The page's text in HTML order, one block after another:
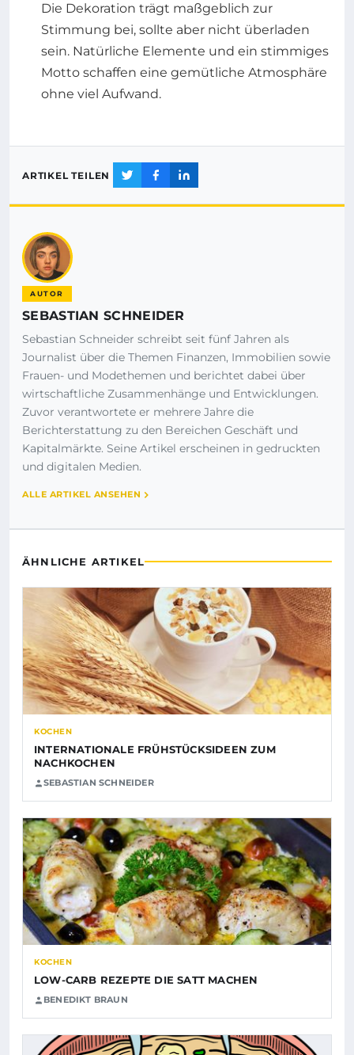
Die Dekoration trägt maßgeblich zur
Stimmung bei, sollte aber nicht überladen
sein. Natürliche Elemente und ein stimmiges
Motto schaffen eine gemütliche Atmosphäre
ohne viel Aufwand.
ARTIKEL TEILEN
AUTOR
SEBASTIAN SCHNEIDER
Sebastian Schneider schreibt seit fünf Jahren als
Journalist über die Themen Finanzen, Immobilien sowie
Frauen- und Modethemen und berichtet dabei über
wirtschaftliche Zusammenhänge und Entwicklungen.
Zuvor verantwortete er mehrere Jahre die
Berichterstattung zu den Bereichen Geschäft und
Kapitalmärkte. Seine Artikel erscheinen in gedruckten
und digitalen Medien.
ALLE ARTIKEL ANSEHEN
ÄHNLICHE ARTIKEL
KOCHEN
INTERNATIONALE FRÜHSTÜCKSIDEEN ZUM
NACHKOCHEN
SEBASTIAN SCHNEIDER
KOCHEN
LOW-CARB REZEPTE DIE SATT MACHEN
BENEDIKT BRAUN